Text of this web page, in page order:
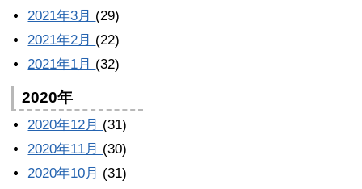
2021年3月 (29)
2021年2月 (22)
2021年1月 (32)
2020年
2020年12月 (31)
2020年11月 (30)
2020年10月 (31)